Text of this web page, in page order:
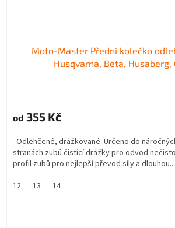
Moto-Master Přední kolečko
Husqvarna, Beta, Husaberg,
od 355 Kč
Odlehčené, drážkované. Určeno do
stranách zubů čistící drážky pro odvod
profil zubů pro nejlepší převod síly a dlouhou...
12
13 14